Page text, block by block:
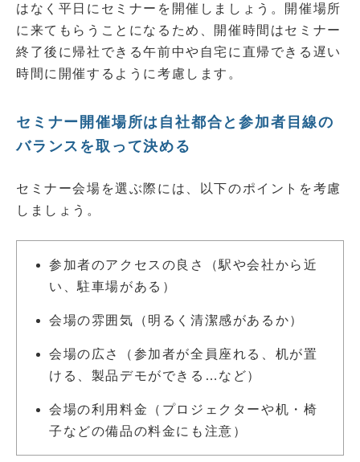
はなく平日にセミナーを開催しましょう。開催場所
に来てもらうことになるため、開催時間はセミナー
終了後に帰社できる午前中や自宅に直帰できる遅い
時間に開催するように考慮します。
セミナー開催場所は自社都合と参加者目線の
バランスを取って決める
セミナー会場を選ぶ際には、以下のポイントを考慮
しましょう。
参加者のアクセスの良さ（駅や会社から近
い、駐車場がある）
会場の雰囲気（明るく清潔感があるか）
会場の広さ（参加者が全員座れる、机が置
ける、製品デモができる…など）
会場の利用料金（プロジェクターや机・椅
子などの備品の料金にも注意）